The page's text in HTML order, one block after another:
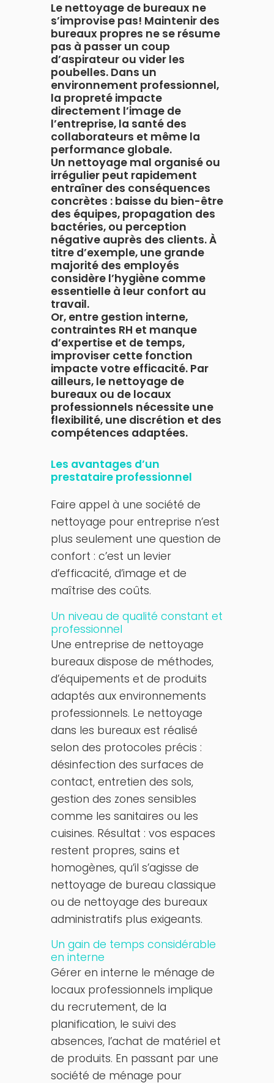
Le nettoyage de bureaux ne
s’improvise pas! Maintenir des
bureaux propres ne se résume
pas à passer un coup
d’aspirateur ou vider les
poubelles. Dans un
environnement professionnel,
la propreté impacte
directement l’image de
l’entreprise, la santé des
collaborateurs et même la
performance globale.
Un nettoyage mal organisé ou
irrégulier peut rapidement
entraîner des conséquences
concrètes : baisse du bien-être
des équipes, propagation des
bactéries, ou perception
négative auprès des clients. À
titre d’exemple, une grande
majorité des employés
considère l’hygiène comme
essentielle à leur confort au
travail.
Or, entre gestion interne,
contraintes RH et manque
d’expertise et de temps,
improviser cette fonction
impacte votre efficacité. Par
ailleurs, le nettoyage de
bureaux ou de locaux
professionnels nécessite une
flexibilité, une discrétion et des
compétences adaptées.
Les avantages d’un
prestataire professionnel
Faire appel à une société de
nettoyage pour entreprise n’est
plus seulement une question de
confort : c’est un levier
d’efficacité, d’image et de
maîtrise des coûts.
Un niveau de qualité constant et
professionnel
Une entreprise de nettoyage
bureaux dispose de méthodes,
d’équipements et de produits
adaptés aux environnements
professionnels. Le nettoyage
dans les bureaux est réalisé
selon des protocoles précis :
désinfection des surfaces de
contact, entretien des sols,
gestion des zones sensibles
comme les sanitaires ou les
cuisines. Résultat : vos espaces
restent propres, sains et
homogènes, qu’il s’agisse de
nettoyage de bureau classique
ou de nettoyage des bureaux
administratifs plus exigeants.
Un gain de temps considérable
en interne
Gérer en interne le ménage de
locaux professionnels implique
du recrutement, de la
planification, le suivi des
absences, l’achat de matériel et
de produits. En passant par une
société de ménage pour